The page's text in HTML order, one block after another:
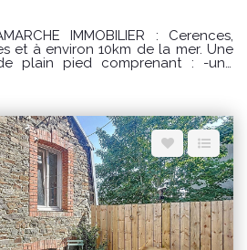
IMMOBILIER : Cerences,
à environ 10km de la mer. Une
plain pied comprenant : -une
sur un terrain
annuelles d'énergie pour un
€ et 2030 € / an. Prix moyens
les années 2021, 2022 et 2023
sont disponibles sur le site
POUR VISITER :
Florian GINARD 07.86.27.44.34